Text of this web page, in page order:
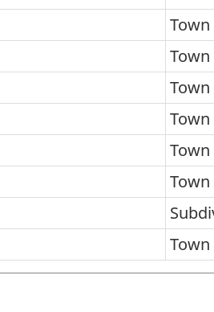
Town
Town
Town
Town
Town
Town
Town